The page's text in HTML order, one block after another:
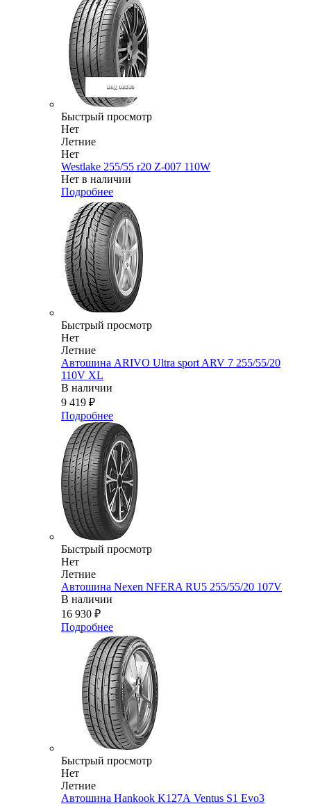
Быстрый просмотр
Нет
Летние
Нет
Westlake 255/55 r20 Z-007 110W
Нет в наличии
Подробнее
Быстрый просмотр
Нет
Летние
Автошина ARIVO Ultra sport ARV 7 255/55/20
110V XL
В наличии
9 419 ₽
Подробнее
Быстрый просмотр
Нет
Летние
Автошина Nexen NFERA RU5 255/55/20 107V
В наличии
16 930 ₽
Подробнее
Быстрый просмотр
Нет
Летние
Автошина Hankook K127А Ventus S1 Evo3